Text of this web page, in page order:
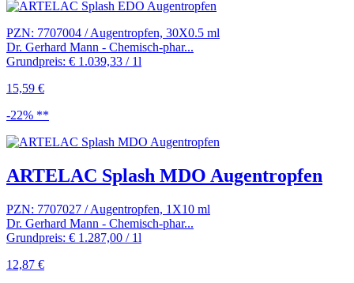
PZN: 7707004 / Augentropfen, 30X0.5 ml
Dr. Gerhard Mann - Chemisch-phar...
Grundpreis: € 1.039,33 / 1l
15,59 €
-22% **
ARTELAC Splash MDO Augentropfen
PZN: 7707027 / Augentropfen, 1X10 ml
Dr. Gerhard Mann - Chemisch-phar...
Grundpreis: € 1.287,00 / 1l
12,87 €